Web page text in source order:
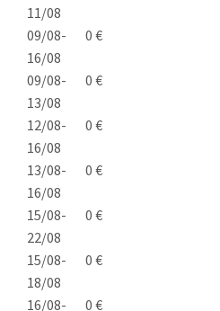
11/08
09/08-
16/08
0 €
09/08-
13/08
0 €
12/08-
16/08
0 €
13/08-
16/08
0 €
15/08-
22/08
0 €
15/08-
18/08
0 €
16/08- 0 €